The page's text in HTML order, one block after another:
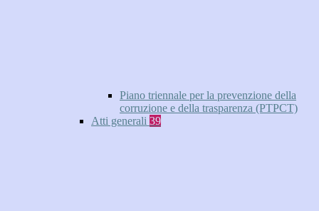
Piano triennale per la prevenzione della
corruzione e della trasparenza (PTPCT)
Atti generali 39